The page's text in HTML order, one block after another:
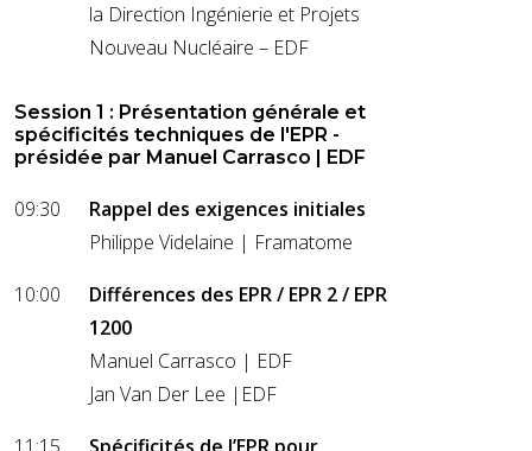
la Direction Ingénierie et Projets
Nouveau Nucléaire – EDF
Session 1 : Présentation générale et
spécificités techniques de l'EPR -
présidée par Manuel Carrasco | EDF
09:30
Rappel des exigences initiales
Philippe Videlaine | Framatome
10:00
Différences des EPR / EPR 2 / EPR
1200
Manuel Carrasco | EDF
Jan Van Der Lee |EDF